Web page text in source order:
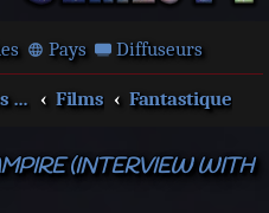
Pays Diffuseurs
Autour des films et séries Films Fantastique
(INTERVIEW WITH